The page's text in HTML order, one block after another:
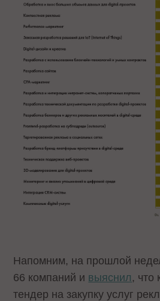
Напомним, на прошлой
66 компаний и выяснил , что
тендер на закупку услуг